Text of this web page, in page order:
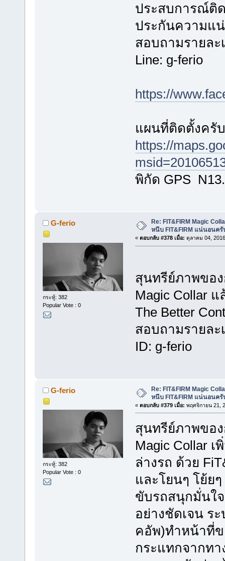
ประสบการณ์ติ
ประกันความแ
สอบถามรายละ
Line: g-ferio
https://
แผนที่ติดตั้งครับ
https://
พิกัด GPS
G-ferio
กระทู้: 382
Popular Vote : 0
Re: FIT&FIRM Magic
หนึบ FIT&FIRM แน่นอนครั
« ตอบกลับ #378 เมื่อ: ตุลาคม 04,
สุนทรีย์ภาพของ
Magic Collar
The Better
สอบถามรายละ
ID: g-ferio
G-ferio
กระทู้: 382
Popular Vote : 0
Re: FIT&FIRM Magic
หนึบ FIT&FIRM แน่นอนครั
« ตอบกลับ #379 เมื่อ: พฤศจิกายน 21,
สุนทรีย์ภาพของ
Magic Collar
ล่างรถ ด้วย
และโยนๆ โย้ย
ขับรถสนุกมั่นใ
อย่างชัดเจน ร
คอัพ)ทำหน้าที่
กระแทกจากท